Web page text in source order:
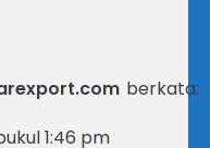
berkata:
1:46 pm